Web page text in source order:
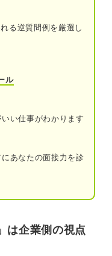
回答を作成する3つの
みを発揮できるか考
魅力を感じさせるには
献できること」の回答
る逆質問例を厳選し
ル
い仕事がわかります
あなたの面接力を診
は企業側の視点
の視点に立って考えよ
献できること」の回答